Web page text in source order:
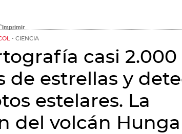
CIENCIA
casi 2.000
de estrellas y
estelares. La
del volcán Hunga